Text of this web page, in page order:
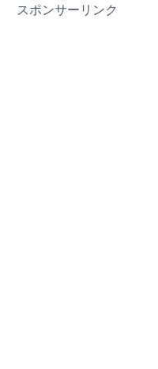
スポンサーリンク